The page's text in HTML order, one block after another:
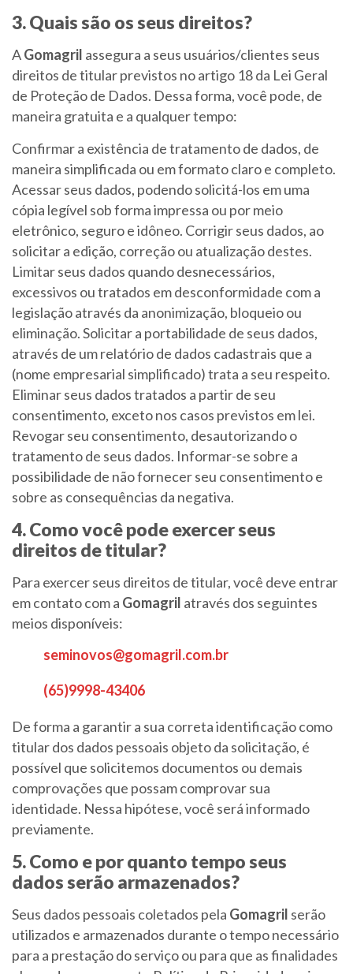
3. Quais são os seus direitos?
AGomagril assegura a seus usuários/clientes seus
direitos de titular previstos no artigo 18 da Lei Geral
de Proteção de Dados. Dessa forma, você pode, de
maneira gratuita e a qualquer tempo:
Confirmar a existência de tratamento de dados, de
maneira simplificada ou em formato claro e completo.
Acessar seus dados, podendo solicitá-los em uma
cópia legível sob forma impressa ou por meio
eletrônico, seguro e idôneo. Corrigir seus dados, ao
solicitar a edição, correção ou atualização destes.
Limitar seus dados quando desnecessários,
excessivos ou tratados em desconformidade com a
legislação através da anonimização, bloqueio ou
eliminação. Solicitar a portabilidade de seus dados,
através de um relatório de dados cadastrais que a
(nome empresarial simplificado) trata a seu respeito.
Eliminar seus dados tratados a partir de seu
consentimento, exceto nos casos previstos em lei.
Revogar seu consentimento, desautorizando o
tratamento de seus dados. Informar-se sobre a
possibilidade de não fornecer seu consentimento e
sobre as consequências da negativa.
4. Como você pode exercer seus
direitos de titular?
Para exercer seus direitos de titular, você deve entrar
em contato com a Gomagril através dos seguintes
meios disponíveis:
seminovos@gomagril.com.br
(65)9998-43406
De forma a garantir a sua correta identificação como
titular dos dados pessoais objeto da solicitação, é
possível que solicitemos documentos ou demais
comprovações que possam comprovar sua
identidade. Nessa hipótese, você será informado
previamente.
5. Como e por quanto tempo seus
dados serão armazenados?
Seus dados pessoais coletados pela Gomagril serão
utilizados e armazenados durante o tempo necessário
para a prestação do serviço ou para que as finalidades